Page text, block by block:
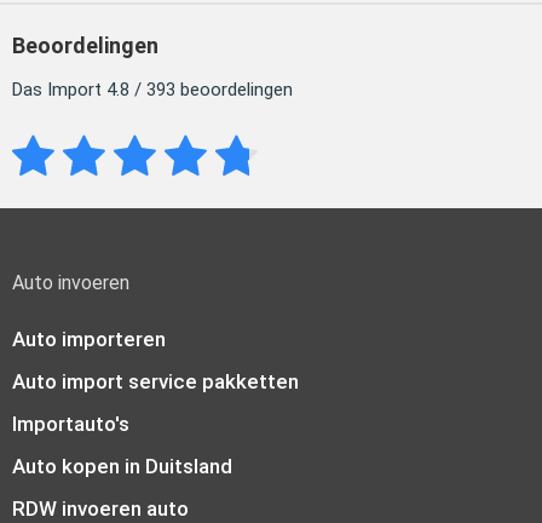
Beoordelingen
Das Import 4.8 / 393 beoordelingen
Auto invoeren
Auto importeren
Auto import service pakketten
Importauto's
Auto kopen in Duitsland
RDW invoeren auto